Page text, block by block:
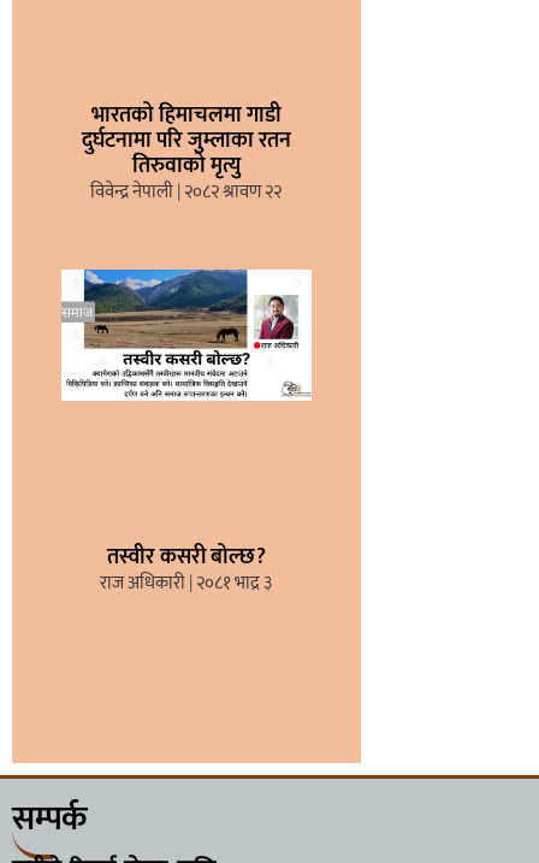
भारतको हिमाचलमा गाडी
दुर्घटनामा परि जुम्लाका रतन
तिरुवाको मृत्यु
विवेन्द्र नेपाली २०८२ श्रावण २२
तस्वीर कसरी बोल्छ?
राज अधिकारी २०८१ भाद्र ३
सम्पर्क